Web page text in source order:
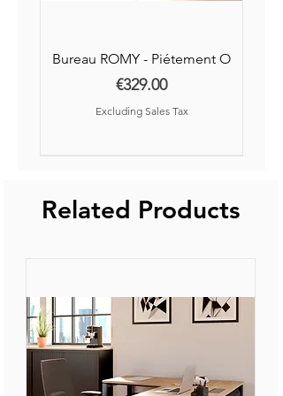
Impact environnemental réduit
CE
Bureau ROMY - Piétement O
Price
€329.00
Excluding Sales Tax
Related Products